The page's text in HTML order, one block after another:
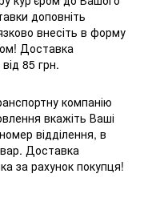
доповніть
внесіть в форму
Доставка
85 грн.
компанію
вкажіть Ваші
відділення, в
Доставка
за рахунок покупця!